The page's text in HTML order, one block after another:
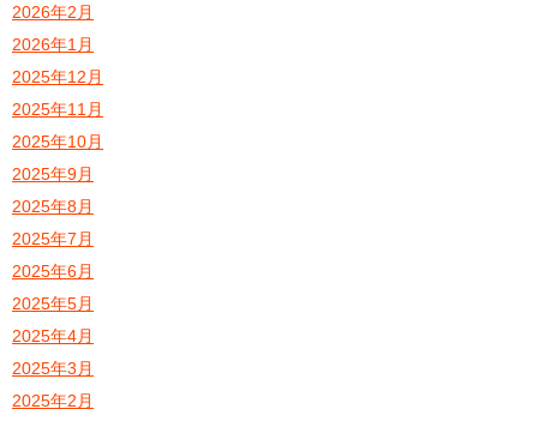
2026年2月
2026年1月
2025年12月
2025年11月
2025年10月
2025年9月
2025年8月
2025年7月
2025年6月
2025年5月
2025年4月
2025年3月
2025年2月